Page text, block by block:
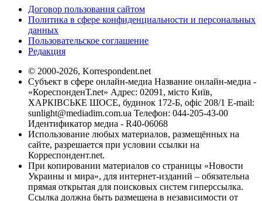
Договор пользования сайтом
Политика в сфере конфиденциальности и персональных
данных
Пользовательское соглашение
Редакция
© 2000-2026, Korrespondent.net
Субъект в сфере онлайн-медиа Название онлайн-медиа -
«КореспонденТ.net» Адрес: 02091, місто Київ,
ХАРКІВСЬКЕ ШОСЕ, будинок 172-Б, офіс 208/1 E-mail:
sunlight@mediadim.com.ua Телефон: 044-205-43-00
Идентификатор медиа - R40-06068
Использование любых материалов, размещённых на
сайте, разрешается при условии ссылки на
Корреспондент.net.
При копировании материалов со страницы «Новости
Украины и мира», для интернет-изданий – обязательна
прямая открытая для поисковых систем гиперссылка.
Ссылка должна быть размещена в независимости от